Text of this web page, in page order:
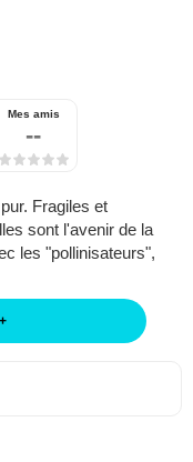
Mes amis
--
Fragiles et
sont l'avenir de la
les "pollinisateurs",
+